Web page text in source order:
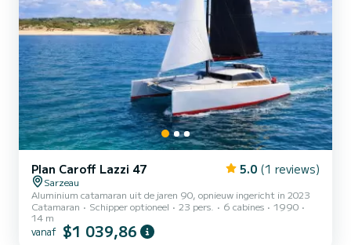
Plan Caroff Lazzi 47 5.0 (1 reviews)
Sarzeau
Aluminium catamaran uit de jaren 90, opnieuw ingericht in 2023
Catamaran
Schipper optioneel 23 pers. 6 cabines
1990
14 m
vanaf $1 039,86